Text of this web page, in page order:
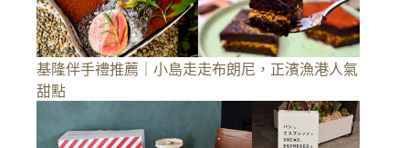
基隆伴手禮推薦｜小島走走布朗尼，正濱漁港人氣
甜點